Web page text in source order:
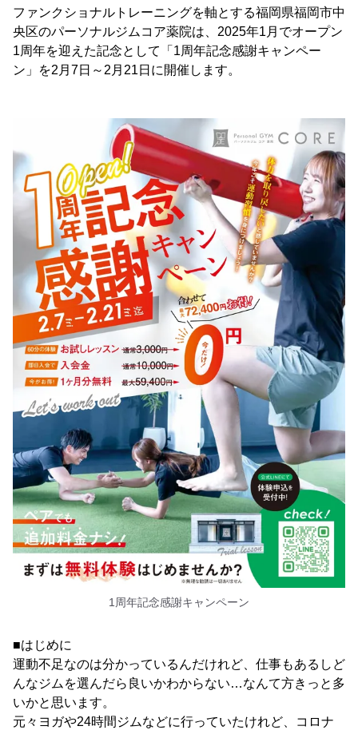
ファンクショナルトレーニングを軸とする福岡県福岡市中
央区のパーソナルジムコア薬院は、2025年1月でオープン
1周年を迎えた記念として「1周年記念感謝キャンペー
ン」を2月7日～2月21日に開催します。
1周年記念感謝キャンペーン
■はじめに
運動不足なのは分かっているんだけれど、仕事もあるしど
んなジムを選んだら良いかわからない…なんて方きっと多
いかと思います。
元々ヨガや24時間ジムなどに行っていたけれど、コロナ